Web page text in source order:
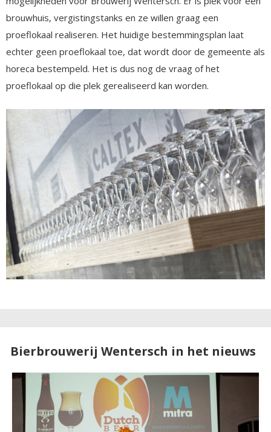
brouwhuis, vergistingstanks en ze willen graag een
proeflokaal realiseren. Het huidige bestemmingsplan laat
echter geen proeflokaal toe, dat wordt door de gemeente als
horeca bestempeld. Het is dus nog de vraag of het
proeflokaal op die plek gerealiseerd kan worden.
Bierbrouwerij Wentersch in het nieuws